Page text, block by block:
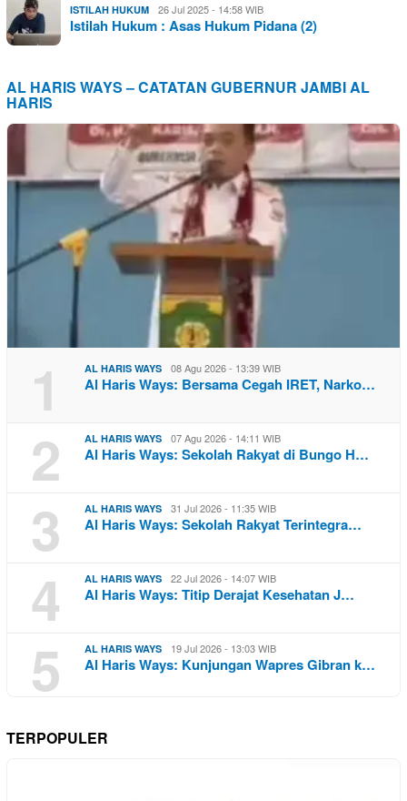
ISTILAH HUKUM 26 Jul 2025 - 14:58 WIB
Istilah Hukum : Asas Hukum Pidana (2)
AL HARIS WAYS – CATATAN GUBERNUR JAMBI AL
HARIS
1 AL HARIS WAYS 08 Agu 2026 - 13:39 WIB
Al Haris Ways: Bersama Cegah IRET, Narko…
2 AL HARIS WAYS 07 Agu 2026 - 14:11 WIB
Al Haris Ways: Sekolah Rakyat di Bungo H…
3 AL HARIS WAYS 31 Jul 2026 - 11:35 WIB
Al Haris Ways: Sekolah Rakyat Terintegra…
4 AL HARIS WAYS 22 Jul 2026 - 14:07 WIB
Al Haris Ways: Titip Derajat Kesehatan J…
5 AL HARIS WAYS 19 Jul 2026 - 13:03 WIB
Al Haris Ways: Kunjungan Wapres Gibran k…
TERPOPULER